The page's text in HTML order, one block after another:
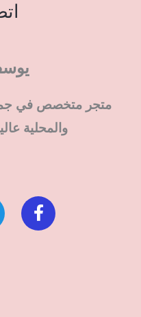
متجر متخصص في
والمحلية